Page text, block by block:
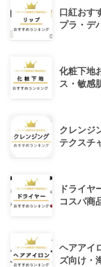
口紅おす
プラ・デ
化粧下地
ス・敏感
クレンジ
テクスチ
ドライヤ
コスパ商
ヘアアイ
ズ向け・